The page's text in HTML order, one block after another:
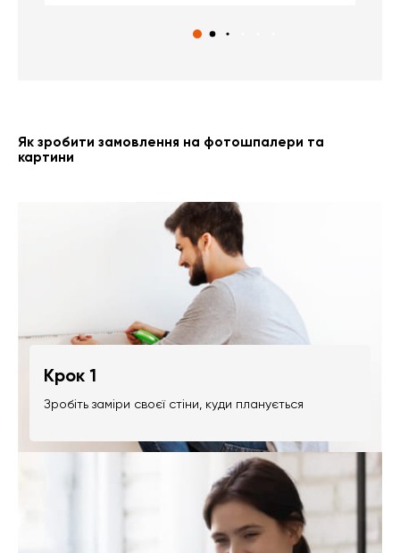
Як зробити замовлення на фотошпалери та
картини
Крок 1
Зробіть заміри своєї стіни, куди планується